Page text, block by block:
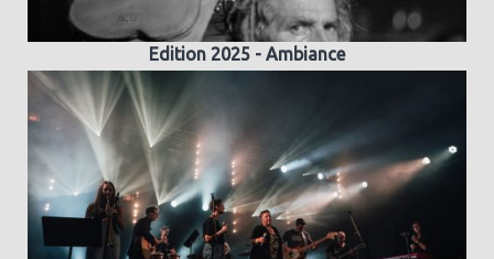
Edition 2025 - Ambiance